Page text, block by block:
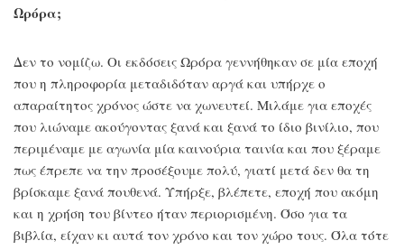
Ωρόρα;
Δεν το νομίζω. Οι εκδόσεις Ωρόρα γεννήθηκαν σε μία εποχή
που η πληροφορία μεταδιδόταν αργά και υπήρχε ο
απαραίτητος χρόνος ώστε να χωνευτεί. Μιλάμε για εποχές
που λιώναμε ακούγοντας ξανά και ξανά το ίδιο βινίλιο, που
περιμέναμε με αγωνία μία καινούρια ταινία και που ξέραμε
πως έπρεπε να την προσέξουμε πολύ, γιατί μετά δεν θα τη
βρίσκαμε ξανά πουθενά. Υπήρξε, βλέπετε, εποχή που ακόμη
και η χρήση του βίντεο ήταν περιορισμένη. Όσο για τα
βιβλία, είχαν κι αυτά τον χρόνο και τον χώρο τους. Όλα τότε